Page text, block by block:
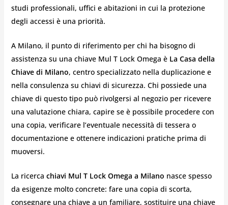
studi professionali, uffici e abitazioni in cui la protezione
degli accessi è una priorità.
A Milano, il punto di riferimento per chi ha bisogno di
assistenza su una chiave Mul T Lock Omega è La Casa della
Chiave di Milano, centro specializzato nella duplicazione e
nella consulenza su chiavi di sicurezza. Chi possiede una
chiave di questo tipo può rivolgersi al negozio per ricevere
una valutazione chiara, capire se è possibile procedere con
una copia, verificare l’eventuale necessità di tessera o
documentazione e ottenere indicazioni pratiche prima di
muoversi.
La ricerca chiavi Mul T Lock Omega a Milano nasce spesso
da esigenze molto concrete: fare una copia di scorta,
consegnare una chiave a un familiare, sostituire una chiave